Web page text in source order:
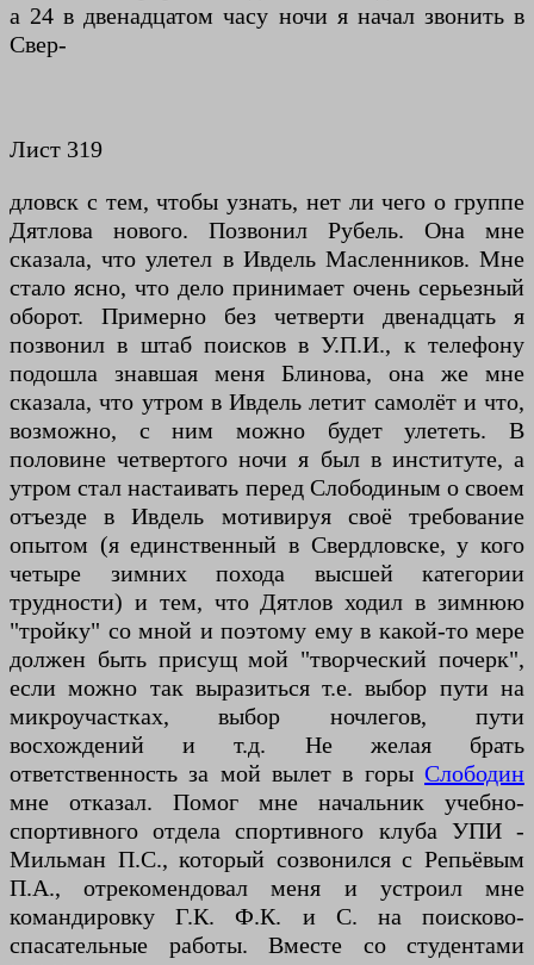
а 24 в двенадцатом часу ночи я начал звонить в
Свер-
Лист 319
дловск с тем, чтобы узнать, нет ли чего о группе
Дятлова нового. Позвонил Рубель. Она мне
сказала, что улетел в Ивдель Масленников. Мне
стало ясно, что дело принимает очень серьезный
оборот. Примерно без четверти двенадцать я
позвонил в штаб поисков в У.П.И., к телефону
подошла знавшая меня Блинова, она же мне
сказала, что утром в Ивдель летит самолёт и что,
возможно, с ним можно будет улететь. В
половине четвертого ночи я был в институте, а
утром стал настаивать перед Слободиным о своем
отъезде в Ивдель мотивируя своё требование
опытом (я единственный в Свердловске, у кого
четыре зимних похода высшей категории
трудности) и тем, что Дятлов ходил в зимнюю
"тройку" со мной и поэтому ему в какой-то мере
должен быть присущ мой "творческий почерк",
если можно так выразиться т.е. выбор пути на
микроучастках, выбор ночлегов, пути
восхождений и т.д. Не желая брать
ответственность за мой вылет в горы Слободин
мне отказал. Помог мне начальник учебно-
спортивного отдела спортивного клуба УПИ -
Мильман П.С., который созвонился с Репьёвым
П.А., отрекомендовал меня и устроил мне
командировку Г.К. Ф.К. и С. на поисково-
спасательные работы. Вместе со студентами